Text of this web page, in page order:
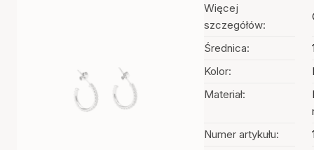
Więcej
szczegółów:
Średnica:
Kolor:
Materiał:
Numer artykułu: